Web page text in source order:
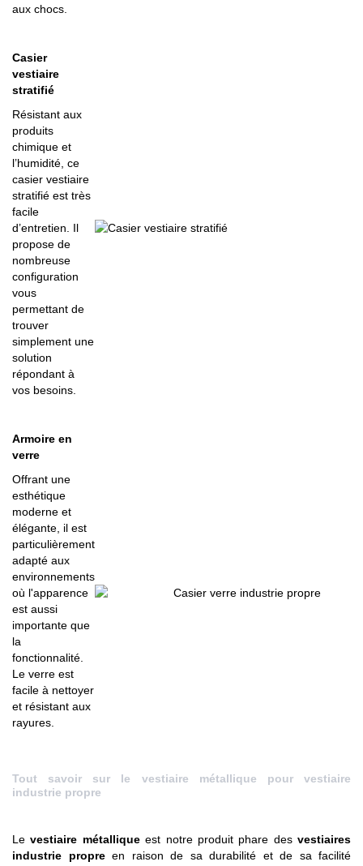
aux chocs.
Casier
vestiaire
stratifié
Résistant aux
produits
chimique et
l’humidité, ce
casier vestiaire
stratifié est très
facile
d’entretien. Il
propose de
nombreuse
configuration
vous
permettant de
trouver
simplement une
solution
répondant à
vos besoins.
Armoire en
verre
Offrant une
esthétique
moderne et
élégante, il est
particulièrement
adapté aux
environnements
où l'apparence
est aussi
importante que
la
fonctionnalité.
Le verre est
facile à nettoyer
et résistant aux
rayures.
Tout savoir sur le vestiaire métallique pour vestiaire
industrie propre
Levestiaire métalliqueest notre produit phare des vestiaires
industrie propreen raison de sa durabilité et de sa facilité